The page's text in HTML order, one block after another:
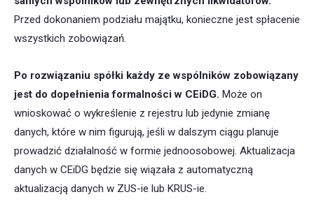
Przed dokonaniem podziału majątku, konieczne jest spłacenie
wszystkich zobowiązań.
Po rozwiązaniu spółki każdy ze wspólników zobowiązany
jest do dopełnienia formalności w CEiDG. Może on
wnioskować o wykreślenie z rejestru lub jedynie zmianę
danych, które w nim figurują, jeśli w dalszym ciągu planuje
prowadzić działalność w formie jednoosobowej. Aktualizacja
danych w CEiDG będzie się wiązała z automatyczną
aktualizacją danych w ZUS-ie lub KRUS-ie.